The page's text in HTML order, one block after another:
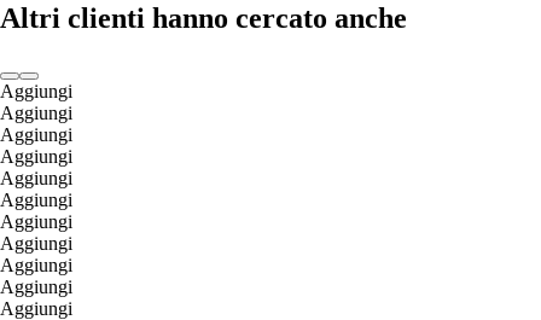
Altri clienti hanno cercato anche
Aggiungi
Aggiungi
Aggiungi
Aggiungi
Aggiungi
Aggiungi
Aggiungi
Aggiungi
Aggiungi
Aggiungi
Aggiungi